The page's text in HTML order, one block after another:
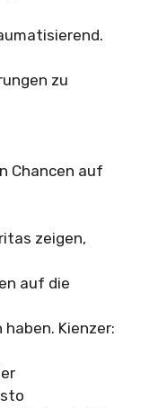
zu
Chancen auf
zeigen,
auf die
haben. Kienzer: